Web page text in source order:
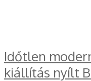
Időtlen
kiállítás nyílt